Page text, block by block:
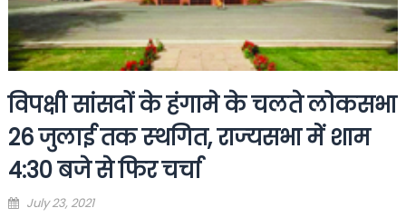
विपक्षी सांसदों के हंगामे के चलते लोकसभा
26 जुलाई तक स्‍थगित, राज्‍यसभा में शाम
4:30 बजे से फिर चर्चा
Posted
July 23, 2021